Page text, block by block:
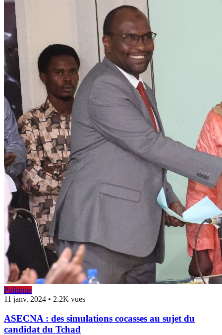
Politique
11 janv. 2024 • 2.2K vues
ASECNA : des simulations cocasses au sujet du
candidat du Tchad